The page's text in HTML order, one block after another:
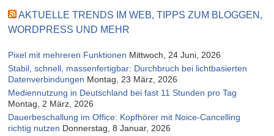
AKTUELLE TRENDS IM WEB, TIPPS ZUM BLOGGEN,
WORDPRESS UND MEHR
Pixel mit mehreren Funktionen Mittwoch, 24 Juni, 2026
Stabil, schnell, massenfertigbar: Durchbruch bei lichtbasierten
Datenverbindungen Montag, 23 März, 2026
Mediennutzung in Deutschland bei fast 11 Stunden pro Tag
Montag, 2 März, 2026
Dauerbeschallung im Office: Kopfhörer mit Noice-Cancelling
richtig nutzen Donnerstag, 8 Januar, 2026